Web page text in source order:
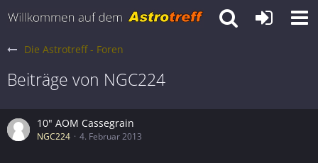
Die Astrotreff - Foren
Beiträge von NGC224
10" AOM Cassegrain
NGC224 4. Februar 2013